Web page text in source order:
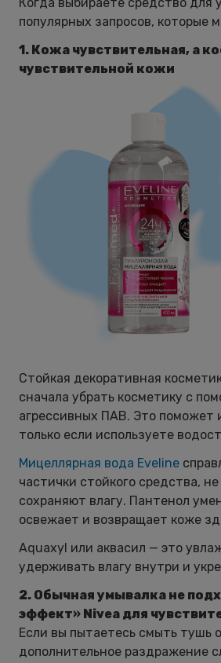
популярных запросов, которые
1. Кожа чувствительная, а
чувствительной кожи
Стойкая декоративная
сначала убрать косметику с
агрессивных ПАВ. Это поможет
только если используете
Мицеллярная вода Eveline
частички стойкого средства,
сохраняют влагу. Пантенол
освежает и возвращает коже
Aquaxyl или аквасил — это
удерживать влагу внутри и
2. Обычная умывалка не
эффект» Nivea для
Если вы пытаетесь смыть тушь
дополнительное раздражение